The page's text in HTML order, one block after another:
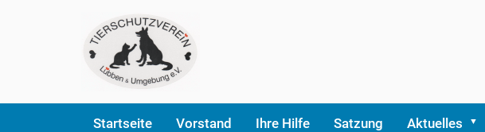
Startseite Vorstand Ihre Hilfe Satzung Aktuelles